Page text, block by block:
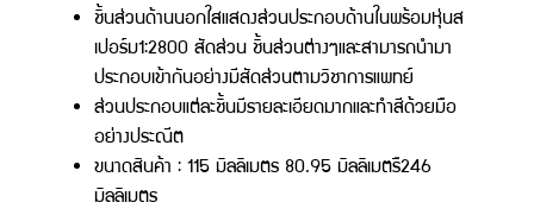
ชิ้นส่วนด้านนอกใสแสดงส่วนประกอบด้านในพร้อมหุ่นส
เปอร์ม1:2800 สัดส่วน ชิ้นส่วนต่างๆและสามารถนำมา
ประกอบเข้ากันอย่างมีสัดส่วนตามวิชาการแพทย์
ส่วนประกอบแต่ละชิ้นมีรายละเอียดมากและทำสีด้วยมือ
อย่างประณีต
ขนาดสินค้า : 115 มิลลิเมตร 80.95 มิลลิเมตร×246
มิลลิเมตร